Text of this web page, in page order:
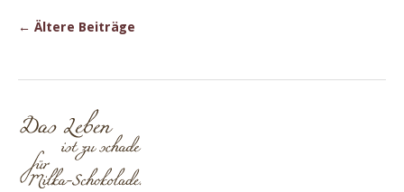
← Ältere Beiträge